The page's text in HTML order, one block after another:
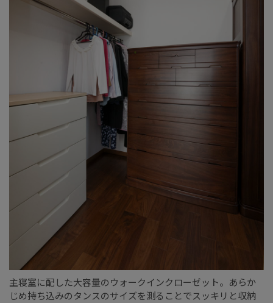
主寝室に配した大容量のウォークインクローゼット。あらか
じめ持ち込みのタンスのサイズを測ることでスッキリと収納